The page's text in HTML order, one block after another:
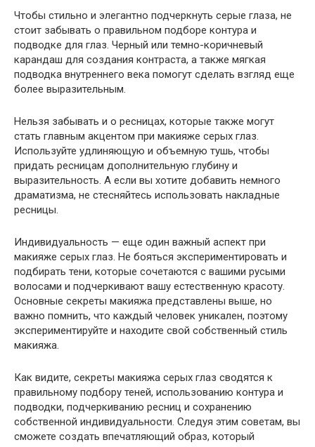
Чтобы стильно и элегантно подчеркнуть серые глаза, не
стоит забывать о правильном подборе контура и
подводке для глаз. Черный или темно-коричневый
карандаш для создания контраста, а также мягкая
подводка внутреннего века помогут сделать взгляд еще
более выразительным.
Нельзя забывать и о ресницах, которые также могут
стать главным акцентом при макияже серых глаз.
Используйте удлиняющую и объемную тушь, чтобы
придать ресницам дополнительную глубину и
выразительность. А если вы хотите добавить немного
драматизма, не стесняйтесь использовать накладные
ресницы.
Индивидуальность — еще один важный аспект при
макияже серых глаз. Не бояться экспериментировать и
подбирать тени, которые сочетаются с вашими русыми
волосами и подчеркивают вашу естественную красоту.
Основные секреты макияжа представлены выше, но
важно помнить, что каждый человек уникален, поэтому
экспериментируйте и находите свой собственный стиль
макияжа.
Как видите, секреты макияжа серых глаз сводятся к
правильному подбору теней, использованию контура и
подводки, подчеркиванию ресниц и сохранению
собственной индивидуальности. Следуя этим советам, вы
сможете создать впечатляющий образ, который